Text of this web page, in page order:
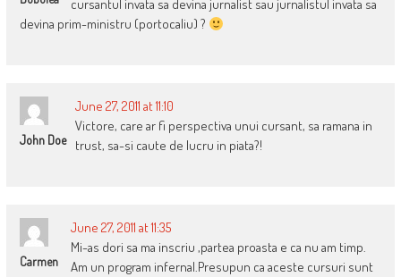
cursantul invata sa devina jurnalist sau jurnalistul invata sa
devina prim-ministru (portocaliu) ?
John Doe
June 27, 2011 at 11:10
Victore, care ar fi perspectiva unui cursant, sa ramana in
trust, sa-si caute de lucru in piata?!
Carmen
June 27, 2011 at 11:35
Mi-as dori sa ma inscriu ,partea proasta e ca nu am timp.
Am un program infernal.Presupun ca aceste cursuri sunt